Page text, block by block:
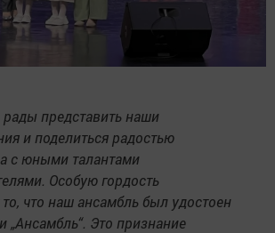
представить наши
и поделиться радостью
с юными талантами
Особую гордость
что наш ансамбль был удостоен
„Ансамбль“. Это признание